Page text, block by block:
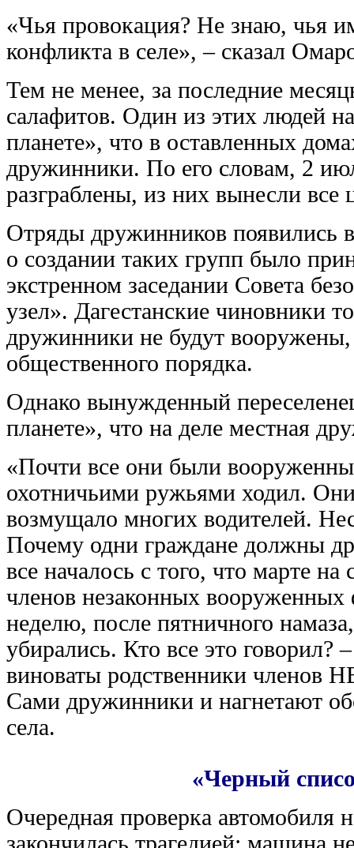
«Чья провокация? Не знаю, чья
конфликта в селе», – сказал
Тем не менее, за последние
салафитов. Один из этих людей
планете», что в оставленных
дружинники. По его словам, 2
разграблены, из них вынесли
Отряды дружинников появились
о создании таких групп было
экстренном заседании Совета
узел». Дагестанские чиновники
дружинники не будут
общественного порядка.
Однако вынужденный
планете», что на деле местная
«Почти все они были
охотничьими ружьями ходил.
возмущало многих водителей.
Почему одни граждане должны
все началось с того, что марте
членов незаконных
неделю, после пятничного
убирались. Кто все это
виноваты родственники членов
Сами дружинники и нагнетают
села.
«Черный
Очередная проверка автомобиля
закончилась трагедией: машина